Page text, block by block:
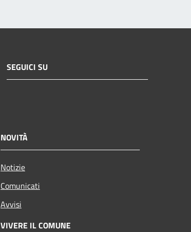
SEGUICI SU
NOVITÀ
Notizie
Comunicati
Avvisi
VIVERE IL COMUNE